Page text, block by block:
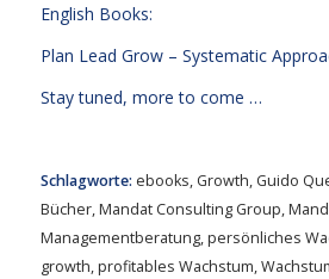
English Books:
Plan Lead Grow – Systematic
Stay tuned, more to come …
Schlagworte: ebooks, Growth, Guido
Bücher,Mandat Consulting Group,
Managementberatung,persönliches
growth,profitables Wachstum,